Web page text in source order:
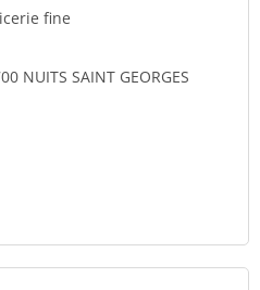
fine
NUITS SAINT GEORGES